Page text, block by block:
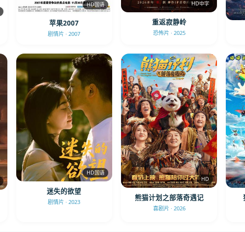
HD国语
苹果2007
剧情片 · 2007
HD中字
重返寂静岭
恐怖片 · 2025
HD国语
迷失的欲望
剧情片 · 2023
HD
熊猫计划之部落奇遇记
喜剧片 · 2026